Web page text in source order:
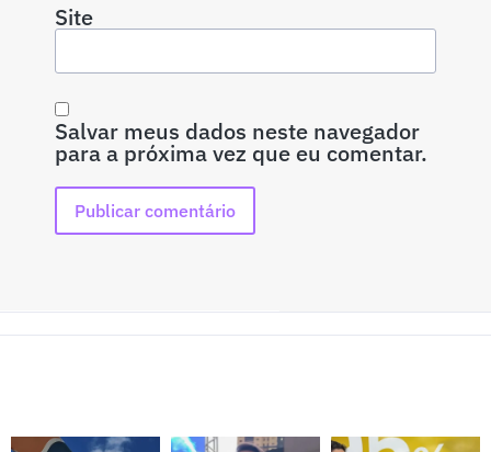
Site
Salvar meus dados neste navegador
para a próxima vez que eu comentar.